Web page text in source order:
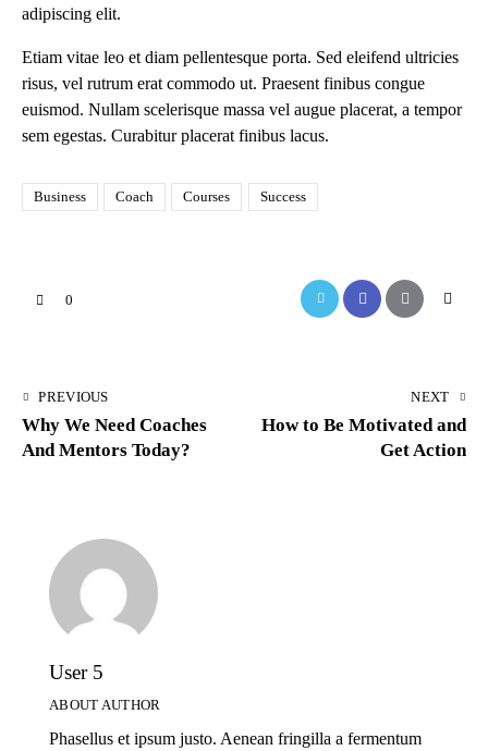
adipiscing elit.
Etiam vitae leo et diam pellentesque porta. Sed eleifend ultricies
risus, vel rutrum erat commodo ut. Praesent finibus congue
euismod. Nullam scelerisque massa vel augue placerat, a tempor
sem egestas. Curabitur placerat finibus lacus.
Business Coach Courses Success
0
PREVIOUS
Why We Need Coaches
And Mentors Today?
NEXT
How to Be Motivated and
Get Action
User 5
ABOUT AUTHOR
Phasellus et ipsum justo. Aenean fringilla a fermentum